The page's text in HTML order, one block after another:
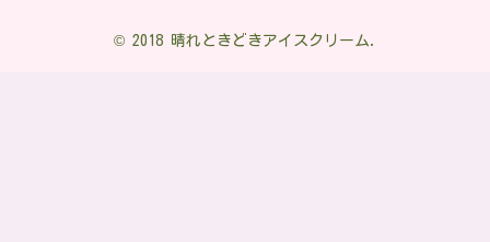
© 2018 晴れときどきアイスクリーム.